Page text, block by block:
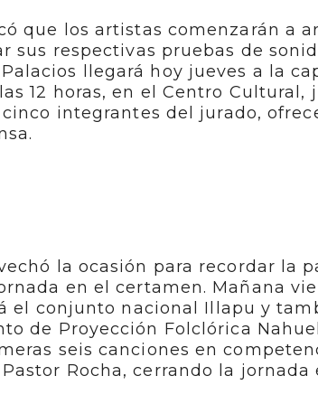
que los artistas comenzarán a
sus respectivas pruebas de
llegará hoy jueves a la
12 horas, en el Centro Cultural,
integrantes del jurado,
la ocasión para recordar la
en el certamen. Mañana
el conjunto nacional Illapu y
de Proyección Folclórica
seis canciones en
Rocha, cerrando la jornada